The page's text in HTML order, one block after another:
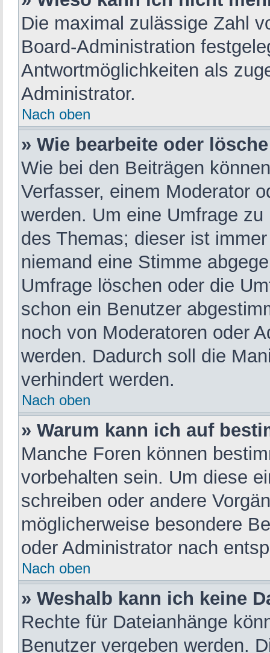
Die maximal zulässige Zahl
Board-Administration
Antwortmöglichkeiten als
Administrator.
Nach oben
» Wie bearbeite oder
Wie bei den Beiträgen
Verfasser, einem Moderator
werden. Um eine Umfrage
des Themas; dieser ist
niemand eine Stimme
Umfrage löschen oder die
schon ein Benutzer
noch von Moderatoren oder
werden. Dadurch soll die
verhindert werden.
Nach oben
» Warum kann ich auf
Manche Foren können
vorbehalten sein. Um diese
schreiben oder andere
möglicherweise besondere
oder Administrator nach
Nach oben
» Weshalb kann ich keine
Rechte für Dateianhänge
Benutzer vergeben werden.